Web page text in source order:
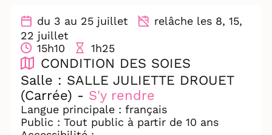
Une soirée qu’une révélation inattendue va
vite faire partir en sucette, voire en
bouillie…
Une comédie sur le bonheur de faire des
enfants… ou pas.
du 3 au 25 juillet
relâche les 8, 15,
22 juillet
15h10
1h25
CONDITION DES SOIES
Salle : SALLE JULIETTE DROUET
(Carrée) - S'y rendre
Langue principale : français
Public : Tout public à partir de 10 ans